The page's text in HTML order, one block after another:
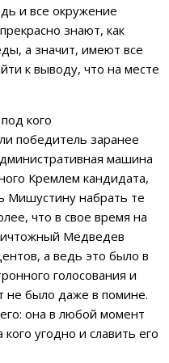
и все окружение
знают, как
а значит, имеют все
к выводу, что на месте
кого
победитель заранее
машина
Кремлем кандидата,
Мишустину набрать те
что в свое время на
Медведев
а ведь это было в
голосования и
не было даже в помине.
она в любой момент
угодно и славить его